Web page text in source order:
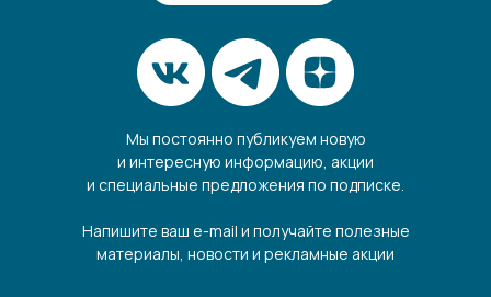
Мы постоянно публикуем новую
и интересную информацию, акции
и специальные предложения по подписке.
Напишите ваш e-mail и получайте полезные
материалы, новости и рекламные акции